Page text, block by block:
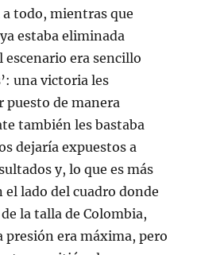
todo, mientras que
estaba eliminada
escenario era sencillo
una victoria les
puesto de manera
también les bastaba
dejaría expuestos a
y, lo que es más
lado del cuadro donde
la talla de Colombia,
presión era máxima, pero